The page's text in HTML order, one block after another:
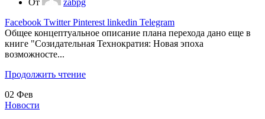
От
zabpg
Facebook Twitter Pinterest linkedin Telegram
Общее концептуальное описание плана перехода дано еще в
книге "Созидательная Технократия: Новая эпоха
возможносте...
Продолжить чтение
02 Фев
Новости